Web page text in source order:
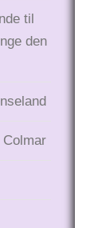
til
den